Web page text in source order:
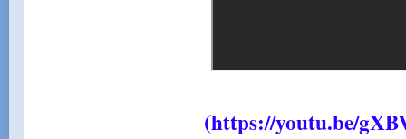
(https://youtu.be/